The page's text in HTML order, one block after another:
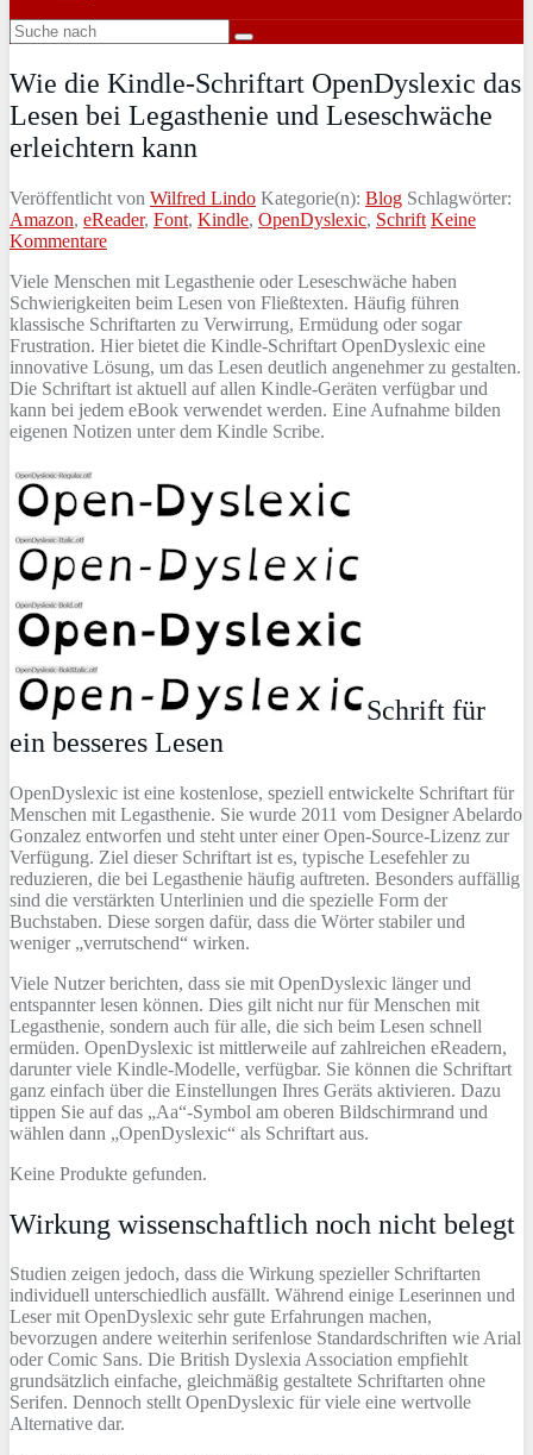
Wie die Kindle-Schriftart OpenDyslexic das
Lesen bei Legasthenie und Leseschwäche
erleichtern kann
Veröffentlicht von Wilfred Lindo Kategorie(n): Blog Schlagwörter:
Amazon, eReader, Font, Kindle, OpenDyslexic, Schrift Keine
Kommentare
Viele Menschen mit Legasthenie oder Leseschwäche haben
Schwierigkeiten beim Lesen von Fließtexten. Häufig führen
klassische Schriftarten zu Verwirrung, Ermüdung oder sogar
Frustration. Hier bietet die Kindle-Schriftart OpenDyslexic eine
innovative Lösung, um das Lesen deutlich angenehmer zu gestalten.
Die Schriftart ist aktuell auf allen Kindle-Geräten verfügbar und
kann bei jedem eBook verwendet werden. Eine Aufnahme bilden
eigenen Notizen unter dem Kindle Scribe.
Schrift für
ein besseres Lesen
OpenDyslexic ist eine kostenlose, speziell entwickelte Schriftart für
Menschen mit Legasthenie. Sie wurde 2011 vom Designer Abelardo
Gonzalez entworfen und steht unter einer Open-Source-Lizenz zur
Verfügung. Ziel dieser Schriftart ist es, typische Lesefehler zu
reduzieren, die bei Legasthenie häufig auftreten. Besonders auffällig
sind die verstärkten Unterlinien und die spezielle Form der
Buchstaben. Diese sorgen dafür, dass die Wörter stabiler und
weniger „verrutschend“ wirken.
Viele Nutzer berichten, dass sie mit OpenDyslexic länger und
entspannter lesen können. Dies gilt nicht nur für Menschen mit
Legasthenie, sondern auch für alle, die sich beim Lesen schnell
ermüden. OpenDyslexic ist mittlerweile auf zahlreichen eReadern,
darunter viele Kindle-Modelle, verfügbar. Sie können die Schriftart
ganz einfach über die Einstellungen Ihres Geräts aktivieren. Dazu
tippen Sie auf das „Aa“-Symbol am oberen Bildschirmrand und
wählen dann „OpenDyslexic“ als Schriftart aus.
Keine Produkte gefunden.
Wirkung wissenschaftlich noch nicht belegt
Studien zeigen jedoch, dass die Wirkung spezieller Schriftarten
individuell unterschiedlich ausfällt. Während einige Leserinnen und
Leser mit OpenDyslexic sehr gute Erfahrungen machen,
bevorzugen andere weiterhin serifenlose Standardschriften wie Arial
oder Comic Sans. Die British Dyslexia Association empfiehlt
grundsätzlich einfache, gleichmäßig gestaltete Schriftarten ohne
Serifen. Dennoch stellt OpenDyslexic für viele eine wertvolle
Alternative dar.